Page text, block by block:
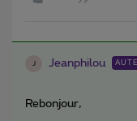
J Jeanphilou
Rebonjour,